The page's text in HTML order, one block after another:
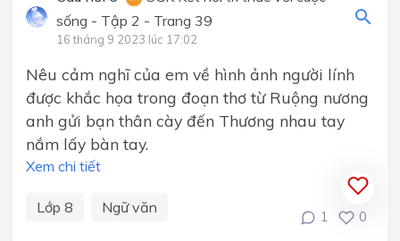
sống - Tập 2 - Trang 39
16 tháng 9 2023 lúc 17:02
Nêu cảm nghĩ của em về hình ảnh người lính
được khắc họa trong đoạn thơ từ Ruộng nương
anh gửi bạn thân cày đến Thương nhau tay
nắm lấy bàn tay.
Xem chi tiết
Lớp 8 Ngữ văn
1 0